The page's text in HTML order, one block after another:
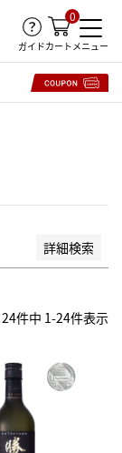
ガイドカート
0
メニュー
詳細検索
24件中 1-24件表示